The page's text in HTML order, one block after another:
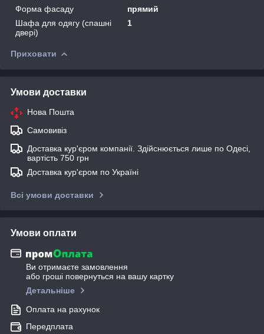
Форма фасаду
прямий
Шафа для одягу (спашні
двері)
1
Приховати
Умови доставки
Нова Пошта
Самовивіз
Доставка кур'єром компанії. Здійснюється лише по Одесі,
вартість 750 грн
Доставка кур'єром по Україні
Всі умови доставки
Умови оплати
Ви отримаєте замовлення
або гроші повернуться на вашу картку
Детальніше
Оплата на рахунок
Передплата